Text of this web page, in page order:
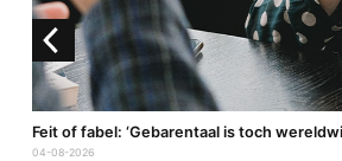
Feit of fabel: ‘Gebarentaal is toch
04-08-2026